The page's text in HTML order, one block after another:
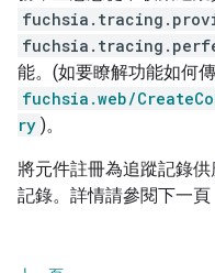
能。(如要瞭解功能如何
fuchsia.web/
ry )。
將元件註冊為追蹤記錄
記錄。詳情請參閱下一頁